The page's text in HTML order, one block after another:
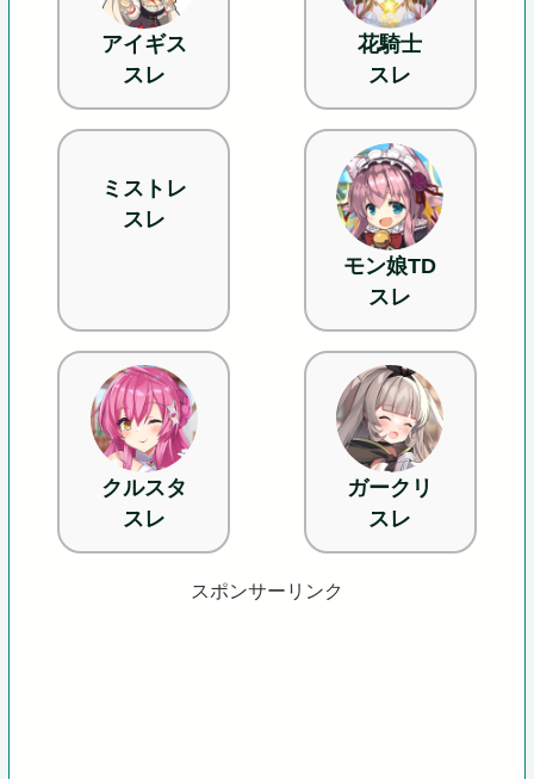
アイギス
スレ
花騎士
スレ
ミストレ
スレ
モン娘TD
スレ
クルスタ
スレ
ガークリ
スレ
スポンサーリンク